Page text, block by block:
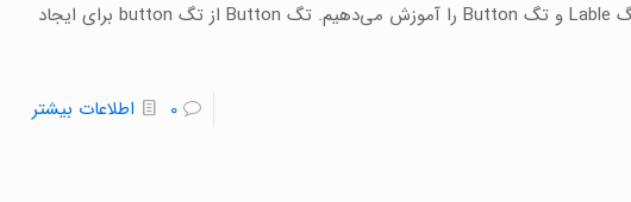
در این بخش از آموزش HTML تگ Textarea، تگ Lable و تگ Button را آموزش می‌دهیم. تگ Button از تگ button برای ایجاد
0 اطلاعات بیشتر